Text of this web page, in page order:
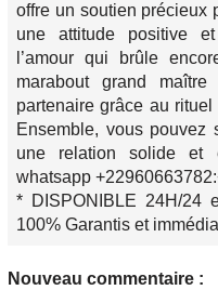
offre un soutien précieux
une attitude positive et
l’amour qui brûle
marabout grand
partenaire grâce au rituel
Ensemble, vous pouvez
une relation solide et
whatsapp
* DISPONIBLE 24H/24
100% Garantis et
Nouveau commentaire :